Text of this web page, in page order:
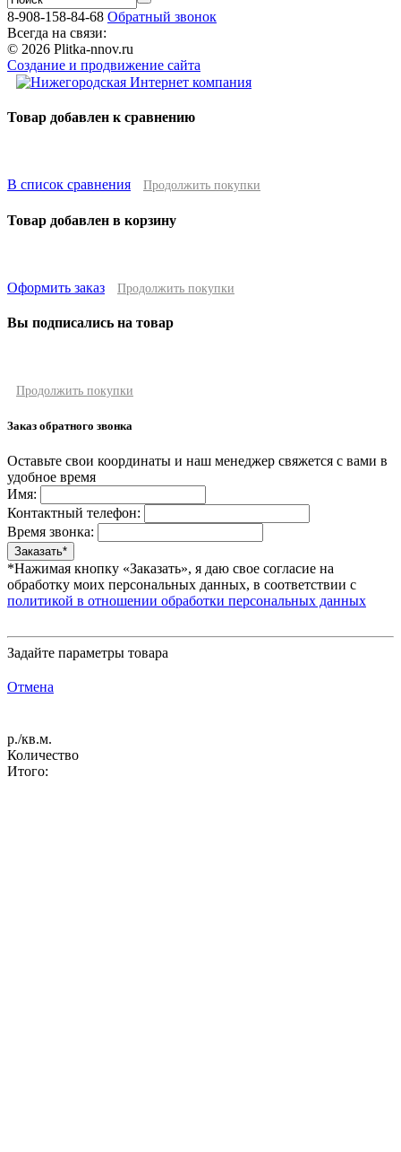
8-908-158-84-68 Обратный звонок
Всегда на связи:
© 2026 Plitka-nnov.ru
Создание и продвижение сайта
Товар добавлен к сравнению
В список сравнения Продолжить покупки
Товар добавлен в корзину
Оформить заказ Продолжить покупки
Вы подписались на товар
Продолжить покупки
Заказ обратного звонка
Оставьте свои координаты и наш менеджер свяжется с вами в
удобное время
Имя:
Контактный телефон:
Время звонка:
*Нажимая кнопку «Заказать», я даю свое согласие на
обработку моих персональных данных, в соответствии с
политикой в отношении обработки персональных данных
Задайте параметры товара
Отмена
р./кв.м.
Количество
Итого: